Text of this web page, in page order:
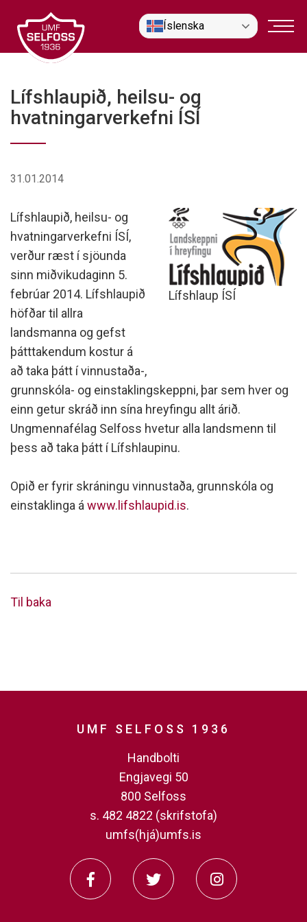
efni
Íslenska
Lífshlaupið, heilsu- og
hvatningarverkefni ÍSÍ
31.01.2014
Lífshlaup ÍSÍ
Lífshlaupið, heilsu- og
hvatningarverkefni ÍSÍ,
verður ræst í sjöunda
sinn miðvikudaginn 5.
febrúar 2014. Lífshlaupið
höfðar til allra
landsmanna og gefst
þátttakendum kostur á
að taka þátt í vinnustaða-,
grunnskóla- og einstaklingskeppni, þar sem hver og
einn getur skráð inn sína hreyfingu allt árið.
Ungmennafélag Selfoss hvetur alla landsmenn til
þess að taka þátt í Lífshlaupinu.
Opið er fyrir skráningu vinnustaða, grunnskóla og
einstaklinga á www.lifshlaupid.is.
Til baka
UMF SELFOSS 1936
Handbolti
Engjavegi 50
800 Selfoss
s. 482 4822 (skrifstofa)
umfs(hjá)umfs.is